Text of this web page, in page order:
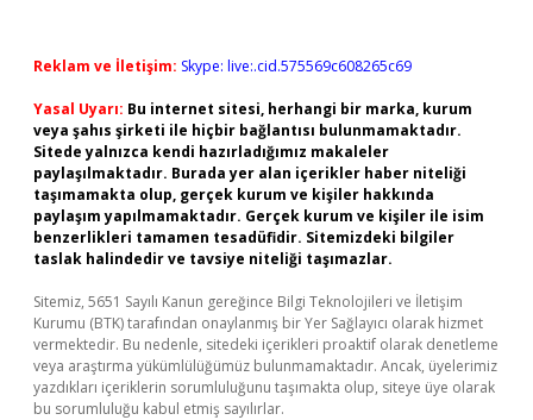
Reklam ve İletişim: Skype: live:.cid.575569c608265c69
Yasal Uyarı: Bu internet sitesi, herhangi bir marka, kurum
veya şahıs şirketi ile hiçbir bağlantısı bulunmamaktadır.
Sitede yalnızca kendi hazırladığımız makaleler
paylaşılmaktadır. Burada yer alan içerikler haber niteliği
taşımamakta olup, gerçek kurum ve kişiler hakkında
paylaşım yapılmamaktadır. Gerçek kurum ve kişiler ile isim
benzerlikleri tamamen tesadüfidir. Sitemizdeki bilgiler
taslak halindedir ve tavsiye niteliği taşımazlar.
Sitemiz, 5651 Sayılı Kanun gereğince Bilgi Teknolojileri ve İletişim
Kurumu (BTK) tarafından onaylanmış bir Yer Sağlayıcı olarak hizmet
vermektedir. Bu nedenle, sitedeki içerikleri proaktif olarak denetleme
veya araştırma yükümlülüğümüz bulunmamaktadır. Ancak, üyelerimiz
yazdıkları içeriklerin sorumluluğunu taşımakta olup, siteye üye olarak
bu sorumluluğu kabul etmiş sayılırlar.